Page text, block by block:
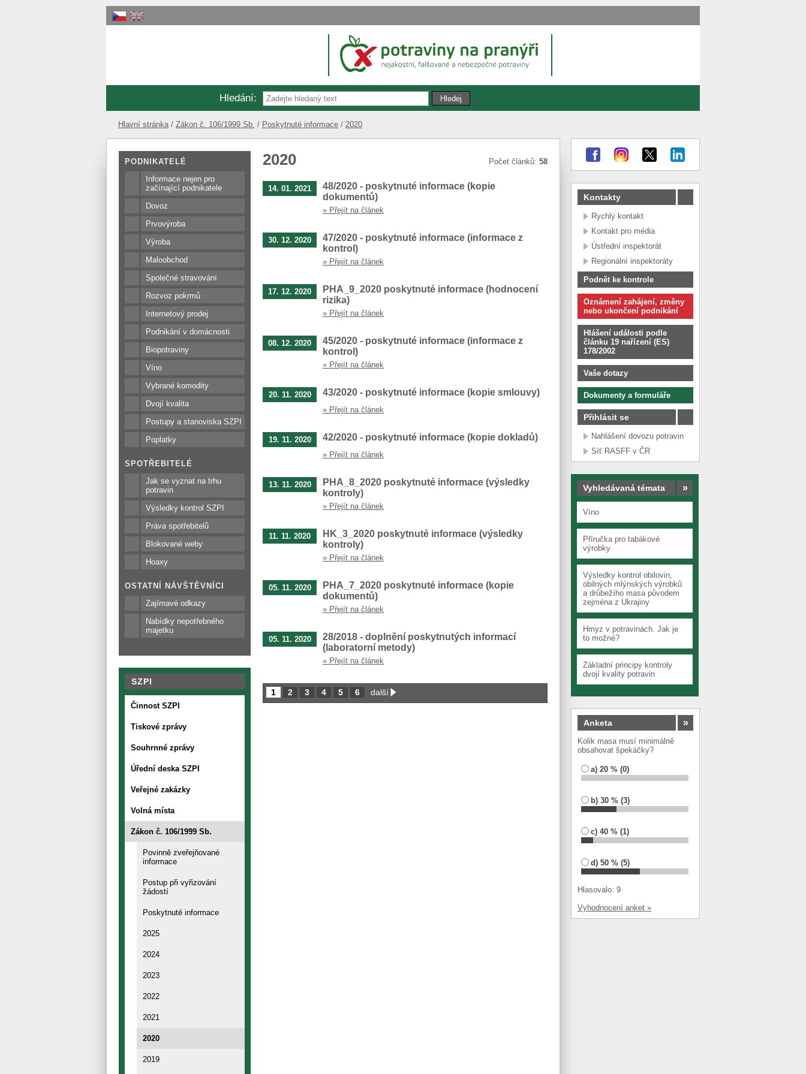
Hledání:
Hlavní stránka Zákon č. 106/1999 Sb. Poskytnuté informace 2020
PODNIKATELÉ
Informace nejen pro
začínající podnikatele
Dovoz
Prvovýroba
Výroba
Maloobchod
Společné stravování
Rozvoz pokrmů
Internetový prodej
Podnikání v domácnosti
Biopotraviny
Víno
Vybrané komodity
Dvojí kvalita
Postupy a stanoviska SZPI
Poplatky
SPOTŘEBITELÉ
Jak se vyznat na trhu
potravin
Výsledky kontrol SZPI
Práva spotřebitelů
Blokované weby
Hoaxy
OSTATNÍ NÁVŠTĚVNÍCI
Zajímavé odkazy
Nabídky nepotřebného
majetku
SZPI
Činnost SZPI
Tiskové zprávy
Souhrnné zprávy
Úřední deska SZPI
Veřejné zakázky
Volná místa
Zákon č. 106/1999 Sb.
Povinně zveřejňované
informace
Postup při vyřizování
žádostí
Poskytnuté informace
2025
2024
2023
2022
2021
2020
2019
2020 Počet článků: 58
14. 01. 2021
48/2020 - poskytnuté informace (kopie
dokumentů)
» Přejít na článek
30. 12. 2020
47/2020 - poskytnuté informace (informace z
kontrol)
» Přejít na článek
17. 12. 2020
PHA_9_2020 poskytnuté informace (hodnocení
rizika)
» Přejít na článek
08. 12. 2020
45/2020 - poskytnuté informace (informace z
kontrol)
» Přejít na článek
20. 11. 2020 43/2020 - poskytnuté informace (kopie smlouvy)
» Přejít na článek
19. 11. 2020 42/2020 - poskytnuté informace (kopie dokladů)
» Přejít na článek
13. 11. 2020
PHA_8_2020 poskytnuté informace (výsledky
kontroly)
» Přejít na článek
11. 11. 2020
HK_3_2020 poskytnuté informace (výsledky
kontroly)
» Přejít na článek
05. 11. 2020
PHA_7_2020 poskytnuté informace (kopie
dokumentů)
» Přejít na článek
05. 11. 2020
28/2018 - doplnění poskytnutých informací
(laboratorní metody)
» Přejít na článek
1 2 3 4 5 6 další
Kontakty
Rychlý kontakt
Kontakt pro média
Ústřední inspektorát
Regionální inspektoráty
Podnět ke kontrole
Oznámení zahájení, změny
nebo ukončení podnikání
Hlášení události podle
článku 19 nařízení (ES)
178/2002
Vaše dotazy
Dokumenty a formuláře
Přihlásit se
Nahlášení dovozu potravin
Síť RASFF v ČR
Vyhledávaná témata »
Víno
Příručka pro tabákové
výrobky
Výsledky kontrol obilovin,
obilných mlýnských výrobků
a drůbežího masa původem
zejména z Ukrajiny
Hmyz v potravinách. Jak je
to možné?
Základní principy kontroly
dvojí kvality potravin
Anketa »
Kolik masa musí minimálně
obsahovat špekáčky?
a) 20 % (0)
b) 30 % (3)
c) 40 % (1)
d) 50 % (5)
Hlasovalo: 9
Vyhodnocení anket »